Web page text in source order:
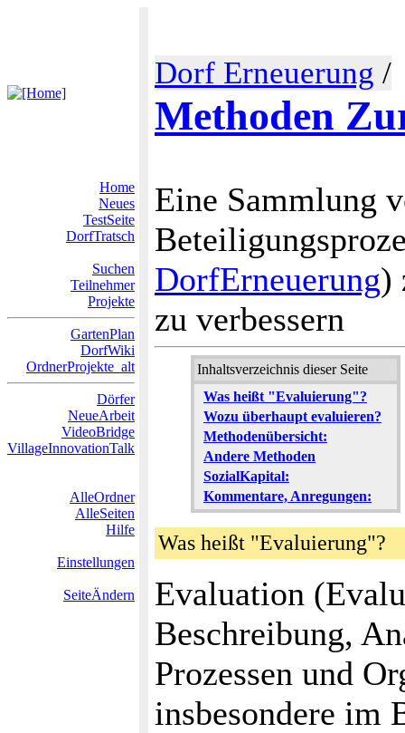
Dorf Erneuerung /
Methoden
Home
Neues
TestSeite
DorfTratsch
Suchen
Teilnehmer
Projekte
GartenPlan
DorfWiki
OrdnerProjekte_alt
Dörfer
NeueArbeit
VideoBridge
VillageInnovationTalk
AlleOrdner
AlleSeiten
Hilfe
Einstellungen
SeiteÄndern
Eine Sammlung
DorfErneuerung)
zu verbessern
Inhaltsverzeichnis dieser Seite
Was heißt "Evaluierung"?
Wozu überhaupt evaluieren?
Methodenübersicht:
Andere Methoden
SozialKapital:
Kommentare, Anregungen:
Was heißt "Evaluierung"?
Evaluation
Beschreibung,
Prozessen und
insbesondere im